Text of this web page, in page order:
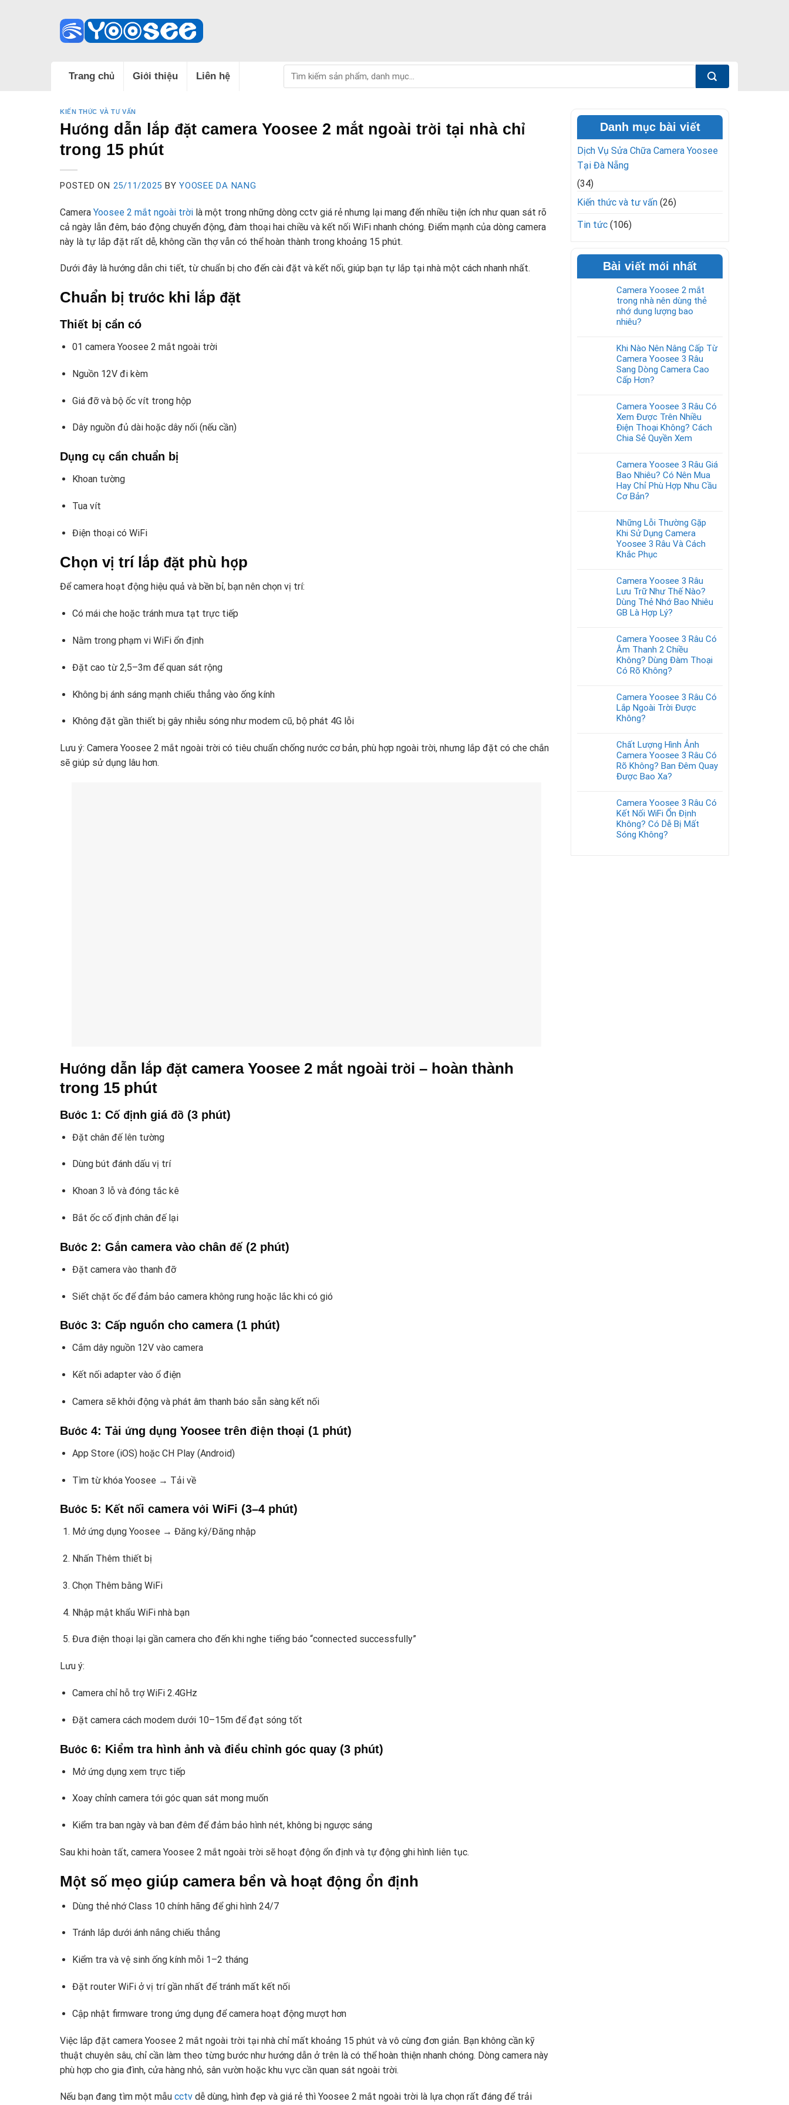
Trang chủ Giới thiệu Liên hệ
kiếm:
KIẾN THỨC VÀ TƯ VẤN
Hướng dẫn lắp đặt camera Yoosee 2 mắt ngoài trời tại nhà chỉ
trong 15 phút
POSTED ON 25/11/2025 BY YOOSEE DA NANG
Camera Yoosee 2 mắt ngoài trời là một trong những dòng cctv giá rẻ nhưng lại mang đến nhiều tiện ích như quan sát rõ
cả ngày lẫn đêm, báo động chuyển động, đàm thoại hai chiều và kết nối WiFi nhanh chóng. Điểm mạnh của dòng camera
này là tự lắp đặt rất dễ, không cần thợ vẫn có thể hoàn thành trong khoảng 15 phút.
Dưới đây là hướng dẫn chi tiết, từ chuẩn bị cho đến cài đặt và kết nối, giúp bạn tự lắp tại nhà một cách nhanh nhất.
Chuẩn bị trước khi lắp đặt
Thiết bị cần có
01 camera Yoosee 2 mắt ngoài trời
Nguồn 12V đi kèm
Giá đỡ và bộ ốc vít trong hộp
Dây nguồn đủ dài hoặc dây nối (nếu cần)
Dụng cụ cần chuẩn bị
Khoan tường
Tua vít
Điện thoại có WiFi
Chọn vị trí lắp đặt phù hợp
Để camera hoạt động hiệu quả và bền bỉ, bạn nên chọn vị trí:
Có mái che hoặc tránh mưa tạt trực tiếp
Nằm trong phạm vi WiFi ổn định
Đặt cao từ 2,5–3m để quan sát rộng
Không bị ánh sáng mạnh chiếu thẳng vào ống kính
Không đặt gần thiết bị gây nhiễu sóng như modem cũ, bộ phát 4G lỗi
Lưu ý: Camera Yoosee 2 mắt ngoài trời có tiêu chuẩn chống nước cơ bản, phù hợp ngoài trời, nhưng lắp đặt có che chắn
sẽ giúp sử dụng lâu hơn.
Hướng dẫn lắp đặt camera Yoosee 2 mắt ngoài trời – hoàn thành
trong 15 phút
Bước 1: Cố định giá đỡ (3 phút)
Đặt chân đế lên tường
Dùng bút đánh dấu vị trí
Khoan 3 lỗ và đóng tắc kê
Bắt ốc cố định chân đế lại
Bước 2: Gắn camera vào chân đế (2 phút)
Đặt camera vào thanh đỡ
Siết chặt ốc để đảm bảo camera không rung hoặc lắc khi có gió
Bước 3: Cấp nguồn cho camera (1 phút)
Cắm dây nguồn 12V vào camera
Kết nối adapter vào ổ điện
Camera sẽ khởi động và phát âm thanh báo sẵn sàng kết nối
Bước 4: Tải ứng dụng Yoosee trên điện thoại (1 phút)
App Store (iOS) hoặc CH Play (Android)
Tìm từ khóa Yoosee → Tải về
Bước 5: Kết nối camera với WiFi (3–4 phút)
Mở ứng dụng Yoosee → Đăng ký/Đăng nhập
Nhấn Thêm thiết bị
Chọn Thêm bằng WiFi
Nhập mật khẩu WiFi nhà bạn
Đưa điện thoại lại gần camera cho đến khi nghe tiếng báo “connected successfully”
Lưu ý:
Camera chỉ hỗ trợ WiFi 2.4GHz
Đặt camera cách modem dưới 10–15m để đạt sóng tốt
Bước 6: Kiểm tra hình ảnh và điều chỉnh góc quay (3 phút)
Mở ứng dụng xem trực tiếp
Xoay chỉnh camera tới góc quan sát mong muốn
Kiểm tra ban ngày và ban đêm để đảm bảo hình nét, không bị ngược sáng
Sau khi hoàn tất, camera Yoosee 2 mắt ngoài trời sẽ hoạt động ổn định và tự động ghi hình liên tục.
Một số mẹo giúp camera bền và hoạt động ổn định
Dùng thẻ nhớ Class 10 chính hãng để ghi hình 24/7
Tránh lắp dưới ánh nắng chiếu thẳng
Kiểm tra và vệ sinh ống kính mỗi 1–2 tháng
Đặt router WiFi ở vị trí gần nhất để tránh mất kết nối
Cập nhật firmware trong ứng dụng để camera hoạt động mượt hơn
Việc lắp đặt camera Yoosee 2 mắt ngoài trời tại nhà chỉ mất khoảng 15 phút và vô cùng đơn giản. Bạn không cần kỹ
thuật chuyên sâu, chỉ cần làm theo từng bước như hướng dẫn ở trên là có thể hoàn thiện nhanh chóng. Dòng camera này
phù hợp cho gia đình, cửa hàng nhỏ, sân vườn hoặc khu vực cần quan sát ngoài trời.
Nếu bạn đang tìm một mẫu cctv dễ dùng, hình đẹp và giá rẻ thì Yoosee 2 mắt ngoài trời là lựa chọn rất đáng để trải
Danh mục bài viết
Dịch Vụ Sửa Chữa Camera Yoosee
Tại Đà Nẵng
(34)
Kiến thức và tư vấn (26)
Tin tức (106)
Bài viết mới nhất
Camera Yoosee 2 mắt
trong nhà nên dùng thẻ
nhớ dung lượng bao
nhiêu?
Khi Nào Nên Nâng Cấp Từ
Camera Yoosee 3 Râu
Sang Dòng Camera Cao
Cấp Hơn?
Camera Yoosee 3 Râu Có
Xem Được Trên Nhiều
Điện Thoại Không? Cách
Chia Sẻ Quyền Xem
Camera Yoosee 3 Râu Giá
Bao Nhiêu? Có Nên Mua
Hay Chỉ Phù Hợp Nhu Cầu
Cơ Bản?
Những Lỗi Thường Gặp
Khi Sử Dụng Camera
Yoosee 3 Râu Và Cách
Khắc Phục
Camera Yoosee 3 Râu
Lưu Trữ Như Thế Nào?
Dùng Thẻ Nhớ Bao Nhiêu
GB Là Hợp Lý?
Camera Yoosee 3 Râu Có
Âm Thanh 2 Chiều
Không? Dùng Đàm Thoại
Có Rõ Không?
Camera Yoosee 3 Râu Có
Lắp Ngoài Trời Được
Không?
Chất Lượng Hình Ảnh
Camera Yoosee 3 Râu Có
Rõ Không? Ban Đêm Quay
Được Bao Xa?
Camera Yoosee 3 Râu Có
Kết Nối WiFi Ổn Định
Không? Có Dễ Bị Mất
Sóng Không?